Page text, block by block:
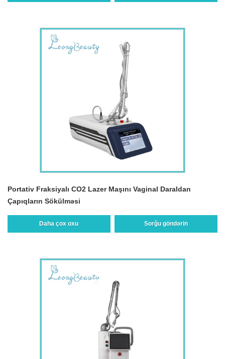
Portativ Fraksiyalı CO2 Lazer Maşını Vaginal Daraldan
Çapıqların Sökülməsi
Daha çox oxu Sorğu göndərin